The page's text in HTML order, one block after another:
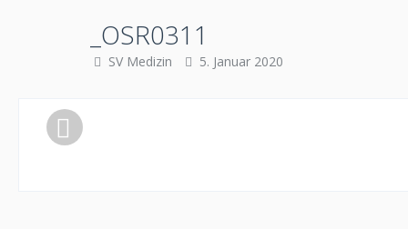
_OSR0311
SV Medizin 5. Januar 2020